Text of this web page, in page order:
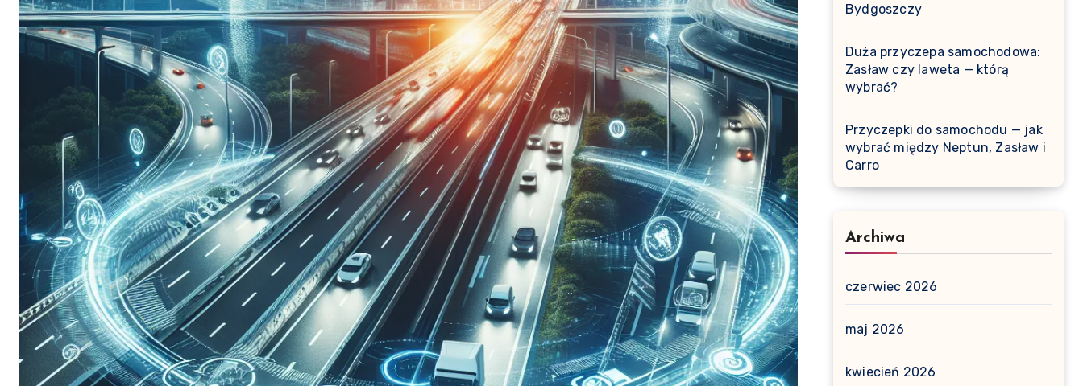
Bydgoszczy
Duża przyczepa samochodowa:
Zasław czy laweta — którą
wybrać?
Przyczepki do samochodu — jak
wybrać między Neptun, Zasław i
Carro
Archiwa
czerwiec 2026
maj 2026
kwiecień 2026